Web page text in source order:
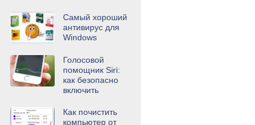
Самый хороший
антивирус для
Windows
Голосовой
помощник Siri:
как безопасно
включить
Как почистить
компьютер от